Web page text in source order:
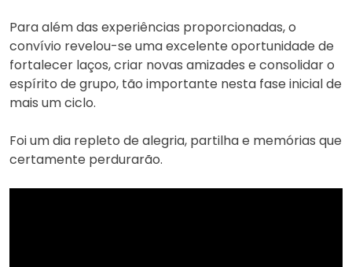
Para além das experiências proporcionadas, o
convívio revelou-se uma excelente oportunidade de
fortalecer laços, criar novas amizades e consolidar o
espírito de grupo, tão importante nesta fase inicial de
mais um ciclo.
Foi um dia repleto de alegria, partilha e memórias que
certamente perdurarão.